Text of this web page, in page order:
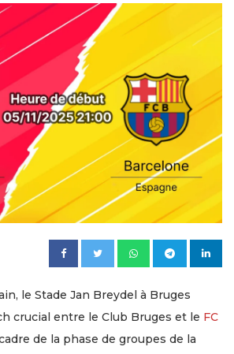
le Stade Jan Breydel à Bruges
crucial entre le Club Bruges et le FC
de la phase de groupes de la